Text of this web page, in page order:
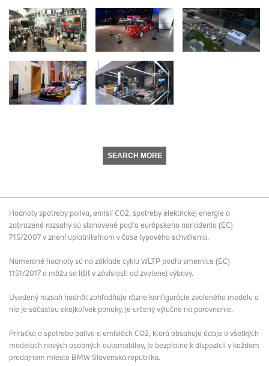
SEARCH MORE
Hodnoty spotreby paliva, emisií CO2, spotreby elektrickej energie a
zobrazené rozsahy sú stanovené podľa európskeho nariadenia (EC)
715/2007 v znení uplatniteľnom v čase typového schválenia.
Namerané hodnoty sú na základe cyklu WLTP podľa smernice (EC)
1151/2017 a môžu sa líšiť v závislosti od zvolenej výbavy.
Uvedený rozsah hodnôt zohľadňuje rôzne konfigurácie zvoleného modelu a
nie je súčasťou akejkoľvek ponuky, je určený výlučne na porovnanie.
Príručka o spotrebe paliva a emisiách CO2, ktorá obsahuje údaje o všetkých
modeloch nových osobných automobilov, je bezplatne k dispozícii v každom
predajnom mieste BMW Slovenská republika.